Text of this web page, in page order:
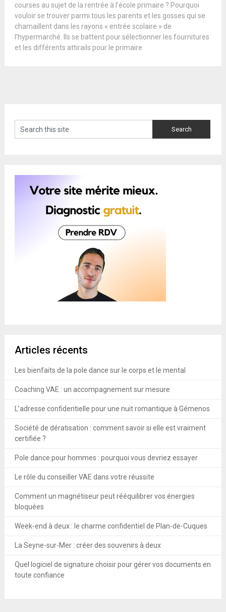
courses au sujet de la rentrée à l’école primaire ? Pourquoi
vouloir se trouver parmi tous les parents et les gosses qui se
chamaillent dans les rayons « entrée scolaire » de
l’hypermarché. Ils se battent pour sélectionner les fournitures
et les différents attirails pour le primaire
Articles récents
Les bienfaits de la pole dance sur le corps et le mental
Coaching VAE : un accompagnement sur mesure
L’adresse confidentielle pour une nuit romantique à Gémenos
Société de dératisation : comment savoir si elle est vraiment
certifiée ?
Pole dance pour hommes : pourquoi vous devriez essayer
Le rôle du conseiller VAE dans votre réussite
Comment un magnétiseur peut rééquilibrer vos énergies
bloquées
Week-end à deux : le charme confidentiel de Plan-de-Cuques
La Seyne-sur-Mer : créer des souvenirs à deux
Quel logiciel de signature choisir pour gérer vos documents en
toute confiance